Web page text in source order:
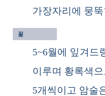
가장자리에 뭉
꽃
5~6월에 잎겨드
이루며 황록색
5개씩이고 암술